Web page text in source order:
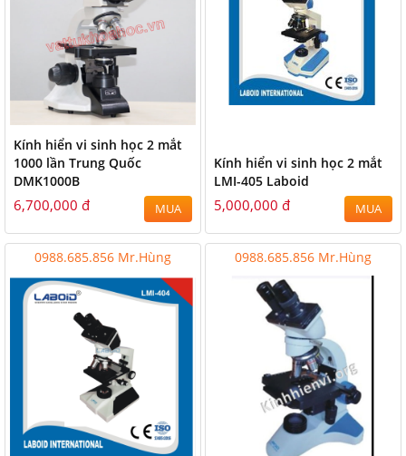
Kính hiển vi sinh học 2 mắt
1000 lần Trung Quốc
DMK1000B
6,700,000 đ MUA
Kính hiển vi sinh học 2 mắt
LMI-405 Laboid
5,000,000 đ MUA
0988.685.856 Mr.Hùng 0988.685.856 Mr.Hùng